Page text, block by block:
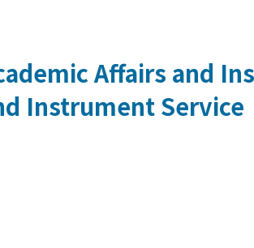
Affairs and
Instrument Service